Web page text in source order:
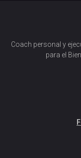
Coach personal y
para el